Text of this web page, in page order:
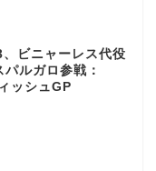
ビニャーレス代役
ルガロ参戦：
ッシュGP